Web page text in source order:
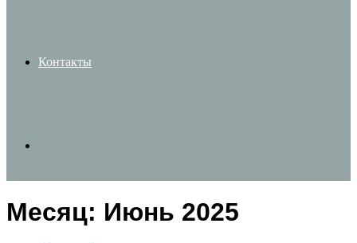
Контакты
for
Месяц: Июнь 2025